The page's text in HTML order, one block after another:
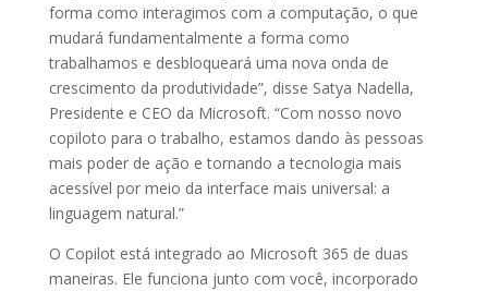
forma como interagimos com a computação, o que
mudará fundamentalmente a forma como
trabalhamos e desbloqueará uma nova onda de
crescimento da produtividade”, disse Satya Nadella,
Presidente e CEO da Microsoft. “Com nosso novo
copiloto para o trabalho, estamos dando às pessoas
mais poder de ação e tornando a tecnologia mais
acessível por meio da interface mais universal: a
linguagem natural.”
O Copilot está integrado ao Microsoft 365 de duas
maneiras. Ele funciona junto com você, incorporado